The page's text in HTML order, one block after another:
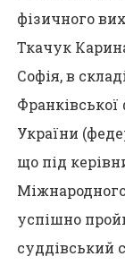
фізичного
Ткачук
Софія, в
Франківської
України
що під
успішно
суддівський